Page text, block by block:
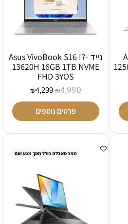
נייד Asus VivoBook S16 I7-
13620H 16GB 1TB NVME
FHD 3YOS
₪4,990
₪4,299
פרטים נוספים
מצב טאבלת כולל מסך מגע ועט